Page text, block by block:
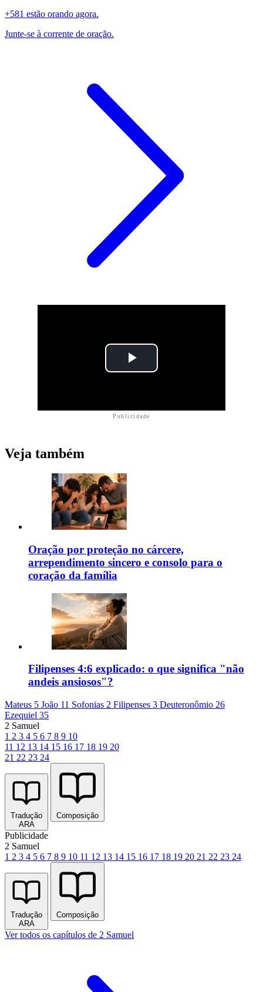
+581 estão orando agora.
Junte-se à corrente de oração.
Publicidade
Veja também
Oração por proteção no cárcere,
arrependimento sincero e consolo para o
coração da família
Filipenses 4:6 explicado: o que significa "não
andeis ansiosos"?
Mateus 5 João 11 Sofonias 2 Filipenses 3 Deuteronômio 26
Ezequiel 35
2 Samuel
1 2 3 4 5 6 7 8 9 10
11 12 13 14 15 16 17 18 19 20
21 22 23 24
Tradução
ARA
Composição
Publicidade
2 Samuel
1 2 3 4 5 6 7 8 9 10 11 12 13 14 15 16 17 18 19 20 21 22 23 24
Tradução
ARA
Composição
Ver todos os capítulos de 2 Samuel